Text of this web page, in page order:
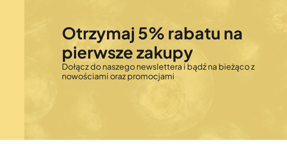
Otrzymaj 5% rabatu na
pierwsze zakupy
Dołącz do naszego newslettera i bądź na bieżąco z
nowościami oraz promocjami